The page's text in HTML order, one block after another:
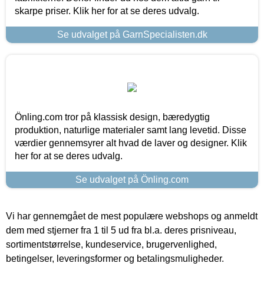
skarpe priser. Klik her for at se deres udvalg.
Se udvalget på GarnSpecialisten.dk
Önling.com tror på klassisk design, bæredygtig
produktion, naturlige materialer samt lang levetid. Disse
værdier gennemsyrer alt hvad de laver og designer. Klik
her for at se deres udvalg.
Se udvalget på Önling.com
Vi har gennemgået de mest populære webshops og anmeldt
dem med stjerner fra 1 til 5 ud fra bl.a. deres prisniveau,
sortimentstørrelse, kundeservice, brugervenlighed,
betingelser, leveringsformer og betalingsmuligheder.